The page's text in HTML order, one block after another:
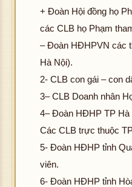
+ Đoàn Hội đồng họ
các CLB họ Phạm
– Đoàn HĐHPVN các
Hà Nội).
2- CLB con gái – con
3– CLB Doanh nhân
4– Đoàn HĐHP TP Hà
Các CLB trực thuộc
5- Đoàn HĐHP tỉnh
viên.
6- Đoàn HĐHP tỉnh